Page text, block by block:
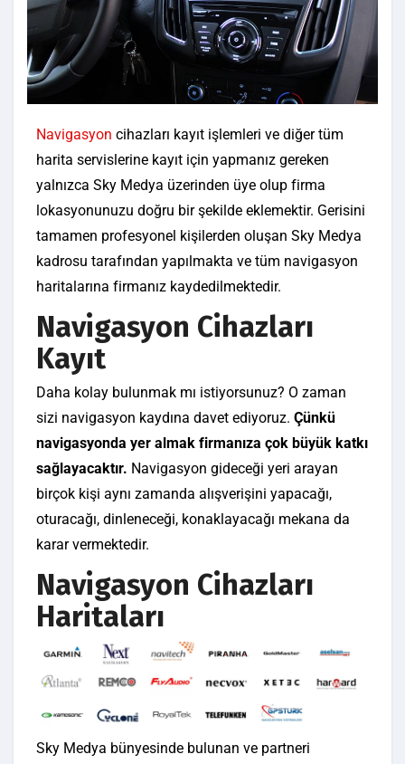
Navigasyon cihazları kayıt işlemleri ve diğer tüm
harita servislerine kayıt için yapmanız gereken
yalnızca Sky Medya üzerinden üye olup firma
lokasyonunuzu doğru bir şekilde eklemektir. Gerisini
tamamen profesyonel kişilerden oluşan Sky Medya
kadrosu tarafından yapılmakta ve tüm navigasyon
haritalarına firmanız kaydedilmektedir.
Navigasyon Cihazları
Kayıt
Daha kolay bulunmak mı istiyorsunuz? O zaman
sizi navigasyon kaydına davet ediyoruz. Çünkü
navigasyonda yer almak firmanıza çok büyük katkı
sağlayacaktır. Navigasyon gideceği yeri arayan
birçok kişi aynı zamanda alışverişini yapacağı,
oturacağı, dinleneceği, konaklayacağı mekana da
karar vermektedir.
Navigasyon Cihazları
Haritaları
Sky Medya bünyesinde bulunan ve partneri